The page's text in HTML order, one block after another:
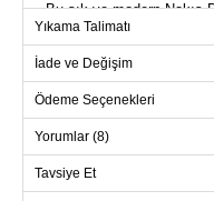
Bu şık ve modern Nakış
modasına özel
rahatlıkla
yıkama imkanıyla pratik
kumaşıyla üretilen bu
olup, ön yüzeydeki yarım
Astarsız yapısıyla hafif
Dikkat çekici nakış
tamamlayabilirsiniz.
sahiptir ve manşetleri
isteğe bağlı olarak
Yıkama Talimatı
İade ve Değişim
Ödeme Seçenekleri
Yorumlar (8)
Tavsiye Et